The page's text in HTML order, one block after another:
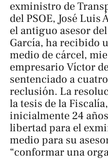
exministro de
del PSOE, José Luis
el antiguo asesor
García, ha recibido
medio de cárcel,
empresario Víctor
sentenciado a
reclusión. La
la tesis de la
inicialmente 24
libertad para el
medio para su
“conformar una